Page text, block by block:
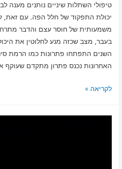
טיפולי השתלות שיניים נותנים מענה
יכולת התפקוד של חלל הפה. עם זאת,
משמעותית של חוסר עצם והדבר
בעבר, מצב שכזה מנע לחלוטין את
השנים התפתחו פתרונות כמו הרמת
האחרונות נכנס פתרון מתקדם שעוקף
לקריאה »